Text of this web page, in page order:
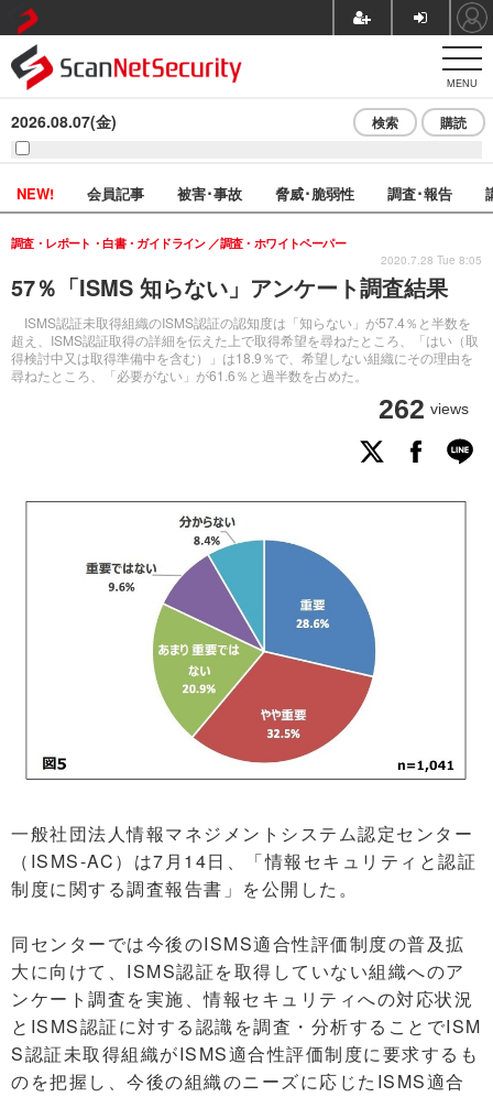
MENU
2026.08.07(金) 検索 購読
NEW! 会員記事 被害･事故 脅威･脆弱性 調査･報告
57％「ISMS 知らない」アンケート調査結果
ISMS認証未取得組織のISMS認証の認知度は「知らない」が57.4％と半数を
超え、ISMS認証取得の詳細を伝えた上で取得希望を尋ねたところ、「はい（取
得検討中又は取得準備中を含む）」は18.9％で、希望しない組織にその理由を
尋ねたところ、「必要がない」が61.6％と過半数を占めた。
調査・レポート・白書・ガイドライン 調査・ホワイトペーパー
262 views
2020.7.28 Tue 8:05
一般社団法人情報マネジメントシステム認定センター
（ISMS-AC）は7月14日、「情報セキュリティと認証
制度に関する調査報告書」を公開した。
同センターでは今後のISMS適合性評価制度の普及拡
大に向けて、ISMS認証を取得していない組織へのア
ンケート調査を実施、情報セキュリティへの対応状況
とISMS認証に対する認識を調査・分析することでISM
S認証未取得組織がISMS適合性評価制度に要求するも
のを把握し、今後の組織のニーズに応じたISMS適合